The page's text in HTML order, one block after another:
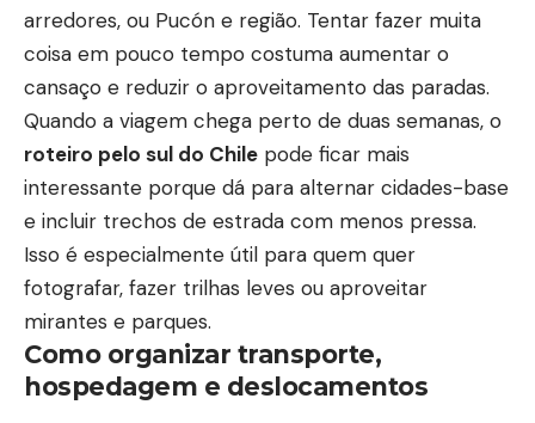
arredores, ou Pucón e região. Tentar fazer muita
coisa em pouco tempo costuma aumentar o
cansaço e reduzir o aproveitamento das paradas.
Quando a viagem chega perto de duas semanas, o
roteiro pelo sul do Chile pode ficar mais
interessante porque dá para alternar cidades-base
e incluir trechos de estrada com menos pressa.
Isso é especialmente útil para quem quer
fotografar, fazer trilhas leves ou aproveitar
mirantes e parques.
Como organizar transporte,
hospedagem e deslocamentos